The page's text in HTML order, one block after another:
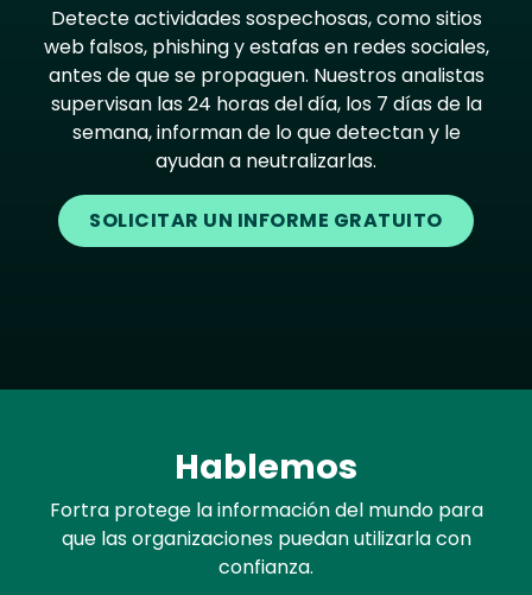
Detecte actividades sospechosas, como sitios
web falsos, phishing y estafas en redes sociales,
antes de que se propaguen. Nuestros analistas
supervisan las 24 horas del día, los 7 días de la
semana, informan de lo que detectan y le
ayudan a neutralizarlas.
SOLICITAR UN INFORME GRATUITO
Hablemos
Fortra protege la información del mundo para
que las organizaciones puedan utilizarla con
confianza.